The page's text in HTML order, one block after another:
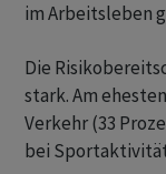
im Arbeitsleben
Die
stark. Am
Verkehr (33
bei